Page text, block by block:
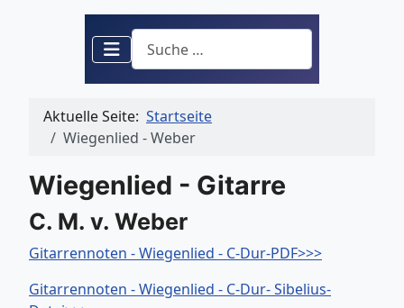
Suchen
Aktuelle Seite: Startseite
Wiegenlied - Weber
Wiegenlied - Gitarre
C. M. v. Weber
Gitarrennoten - Wiegenlied - C-Dur-PDF>>>
Gitarrennoten - Wiegenlied - C-Dur- Sibelius-